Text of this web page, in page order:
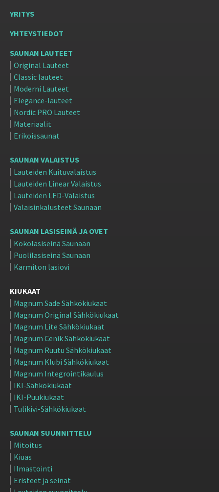
YRITYS
YHTEYSTIEDOT
SAUNAN LAUTEET
Original Lauteet
Classic lauteet
Moderni Lauteet
Elegance-lauteet
Nordic PRO Lauteet
Materiaalit
Erikoissaunat
SAUNAN VALAISTUS
Lauteiden Kuituvalaistus
Lauteiden Linear Valaistus
Lauteiden LED-Valaistus
Valaisinkalusteet Saunaan
SAUNAN LASISEINÄ JA OVET
Kokolasiseinä Saunaan
Puolilasiseinä Saunaan
Karmiton lasiovi
KIUKAAT
Magnum Sade Sähkökiukaat
Magnum Original Sähkökiukaat
Magnum Lite Sähkökiukaat
Magnum Cenik Sähkökiukaat
Magnum Ruutu Sähkökiukaat
Magnum Klubi Sähkökiukaat
Magnum Integrointikaulus
IKI-Sähkökiukaat
IKI-Puukiukaat
Tulikivi-Sähkökiukaat
SAUNAN SUUNNITTELU
Mitoitus
Kiuas
Ilmastointi
Eristeet ja seinät